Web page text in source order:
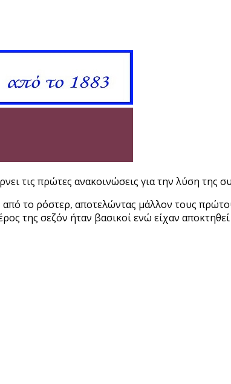
τις πρώτες ανακοινώσεις για την λύση της
το ρόστερ, αποτελώντας μάλλον τους
της σεζόν ήταν βασικοί ενώ είχαν